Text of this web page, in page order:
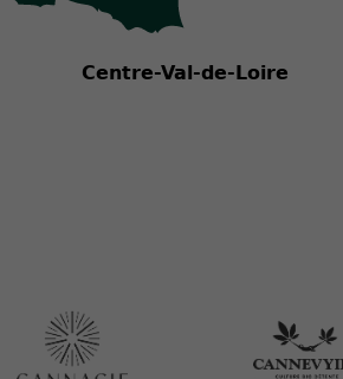
Provence-Alpes-Côte-dAzur